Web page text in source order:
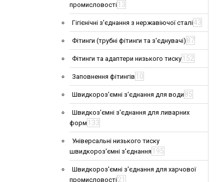
промисловості 13
Гігієнічні з'єднання з нержавіючої сталі43
Фітинги (трубні фітинги та з'єднувачі) 87
Фітинги та адаптери низького тиску 152
Заповнення фітингів 10
Швидкороз'ємні з'єднання для води 85
Швидкоз'ємні з'єднання для ливарних
форм 133
Універсальні низького тиску
швидкороз'ємні з'єднання 195
Швидкороз'ємні з'єднання для харчової
промисловості21